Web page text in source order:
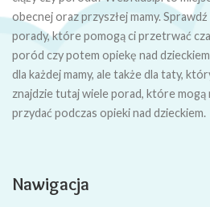
obecnej oraz przyszłej mamy. Sprawdź
porady, które pomogą ci przetrwać
poród czy potem opiekę nad
dla każdej mamy, ale także dla taty,
znajdzie tutaj wiele porad, które mogą
przydać podczas opieki nad dzieckiem.
Nawigacja